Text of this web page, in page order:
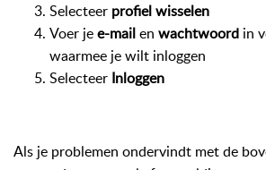
Selecteer profiel wisselen
Voer jee-mailen wachtwoord in
waarmee je wilt inloggen
Selecteer Inloggen
Als je problemen ondervindt met de